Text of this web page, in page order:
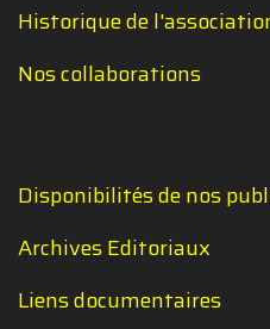
Historique de
Nos collaborations
Disponibilités de nos
Archives Editoriaux
Liens documentaires